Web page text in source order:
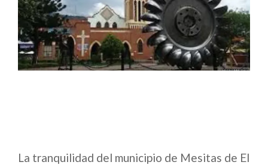
La tranquilidad del municipio de Mesitas de El